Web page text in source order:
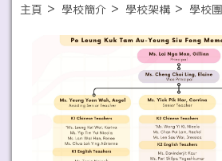
主頁 學校簡介 學校架構 學校